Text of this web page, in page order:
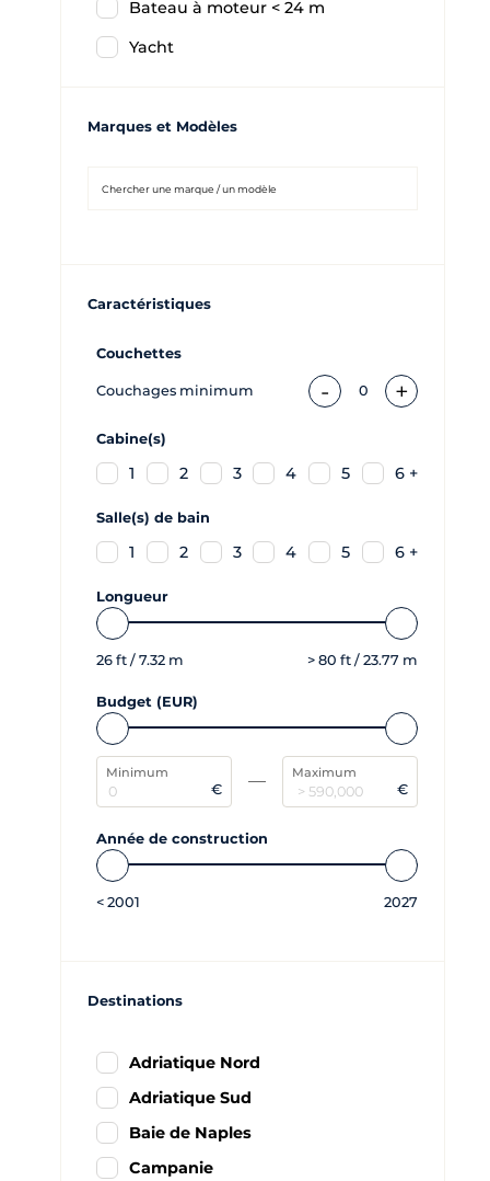
Bateau à moteur < 24 m
Yacht
Marques et Modèles
Caractéristiques
Couchettes
Couchages minimum - 0 +
Cabine(s)
1 2 3 4 5 6 +
Salle(s) de bain
1 2 3 4 5 6 +
Longueur
26 ft / 7.32 m > 80 ft / 23.77 m
Budget (EUR)
Minimum
€
Maximum
€
Année de construction
< 2001 2027
Destinations
Adriatique Nord
Adriatique Sud
Baie de Naples
Campanie